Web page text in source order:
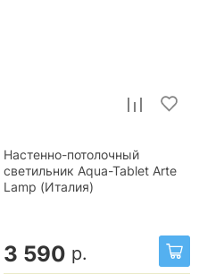
Настенно-потолочный
светильник Aqua-Tablet Arte
Lamp (Италия)
3 590 р.